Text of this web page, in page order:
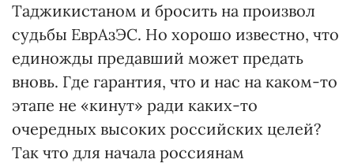
Таджикистаном и бросить на произвол
судьбы ЕврАзЭС. Но хорошо известно, что
единожды предавший может предать
вновь. Где гарантия, что и нас на каком-то
этапе не «кинут» ради каких-то
очередных высоких российских целей?
Так что для начала россиянам